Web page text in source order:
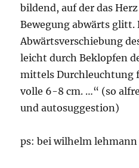
bildend, auf der das
Bewegung abwärts glitt.
Abwärtsverschiebung
leicht durch Beklopfen
mittels Durchleuchtung
volle 6-8 cm. …“ (so
und autosuggestion)
ps: bei wilhelm